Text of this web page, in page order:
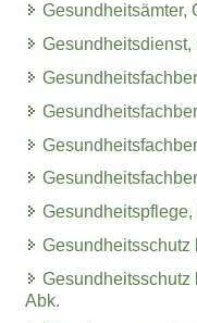
Gesundheitsämter,
Gesundheitsdienst,
Gesundheitsschutz
Gesundheitsschutz
Abk.